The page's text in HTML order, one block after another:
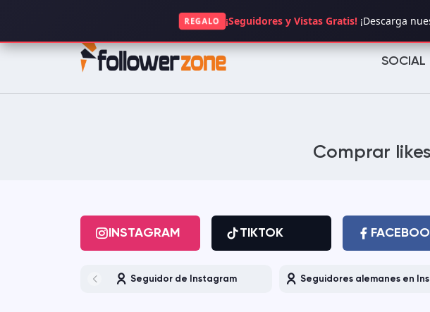
REGALO ¡Seguidores y Vistas Gratis! ¡Descarga
+49 1521 5117063
SOCIAL
GOOGLE APP STORE
Comprar
INSTAGRAM TIKTOK
Seguidor de Instagram Seguidores alemanes en